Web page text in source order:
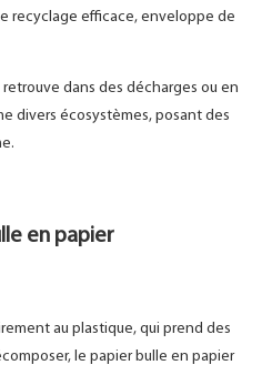
recyclage efficace, enveloppe de
dans des décharges ou en
divers écosystèmes, posant des
en papier
au plastique, qui prend des
le papier bulle en papier